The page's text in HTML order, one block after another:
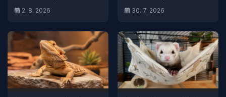
2. 8. 2026 30. 7. 2026